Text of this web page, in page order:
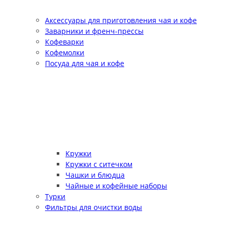
Аксессуары для приготовления чая и кофе
Заварники и френч-прессы
Кофеварки
Кофемолки
Посуда для чая и кофе
Кружки
Кружки с ситечком
Чашки и блюдца
Чайные и кофейные наборы
Турки
Фильтры для очистки воды